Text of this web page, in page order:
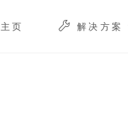
主页 解决方案